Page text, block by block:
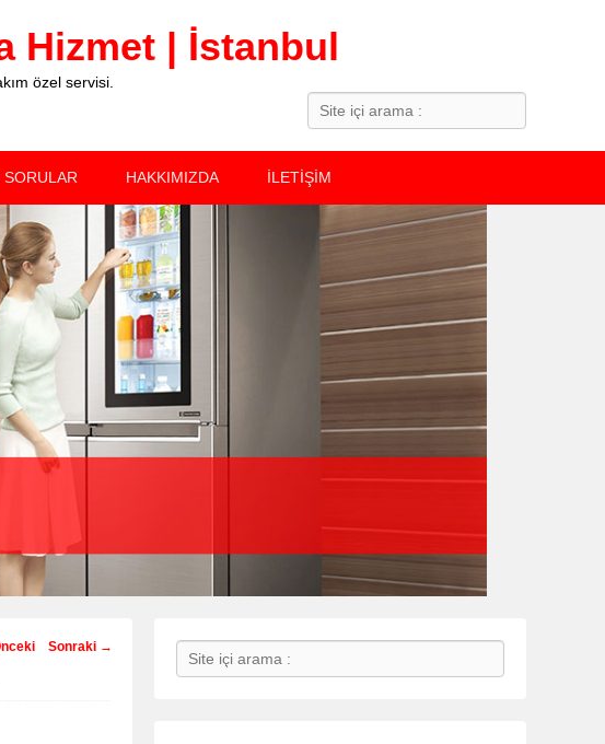
Hizmet | İstanbul
özel servisi.
Search
HAKKIMIZDA İLETİŞİM
Sonraki → Search